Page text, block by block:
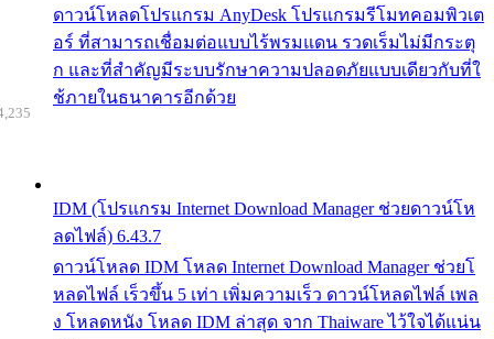
ดาวน์โหลดโปรแกรม AnyDesk โปรแกรมรีโมทคอมพิวเต
อร์ ที่สามารถเชื่อมต่อแบบไร้พรมแดน รวดเร็มไม่มีกระตุ
ก และที่สำคัญมีระบบรักษาความปลอดภัยแบบเดียวกับที่ใ
ช้ภายในธนาคารอีกด้วย
IDM (โปรแกรม Internet Download Manager ช่วยดาวน์โห
ลดไฟล์) 6.43.7
ดาวน์โหลด IDM โหลด Internet Download Manager ช่วยโ
หลดไฟล์ เร็วขึ้น 5 เท่า เพิ่มความเร็ว ดาวน์โหลดไฟล์ เพล
ง โหลดหนัง โหลด IDM ล่าสุด จาก Thaiware ไว้ใจได้แน่น